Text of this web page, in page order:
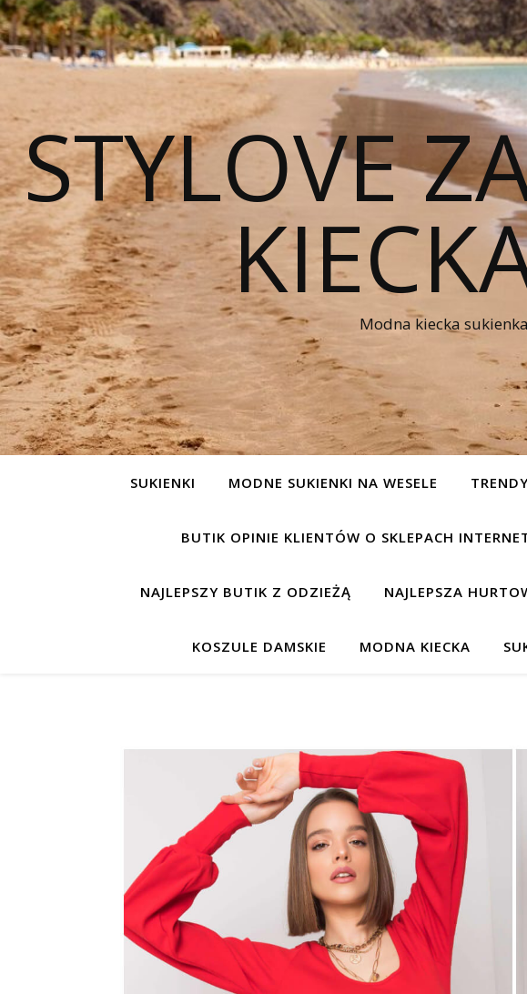
STYLOVE
Modna kiecka
SUKIENKI MODNE SUKIENKI NA WESELE TRENDY
BUTIK OPINIE KLIENTÓW O SKLEPACH
NAJLEPSZY BUTIK Z ODZIEŻĄ NAJLEPSZA
KOSZULE DAMSKIE MODNA KIECKA